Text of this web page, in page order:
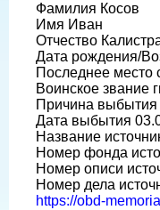
Фамилия Косов
Имя Иван
Отчество
Дата рождения/
Последнее место
Воинское звание
Причина выбытия
Дата выбытия
Название
Номер фонда
Номер описи
Номер дела
https://obd-